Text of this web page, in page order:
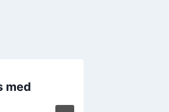
med